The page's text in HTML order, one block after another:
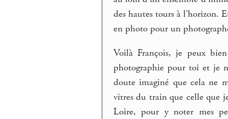
des hautes tours à l’horizon.
en photo pour un
Voilà François, je peux
photographie pour toi et je
doute imaginé que cela ne
vitres du train que celle que
Loire, pour y noter mes